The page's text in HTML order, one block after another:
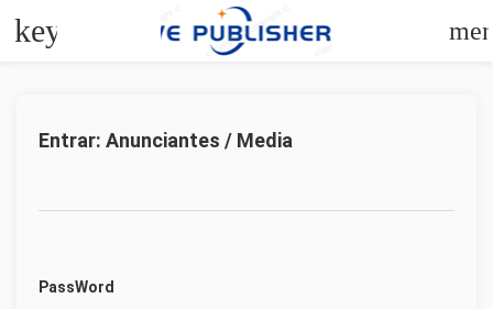
keyboard_arrow_left
Entrar: Anunciantes / Media
PassWord